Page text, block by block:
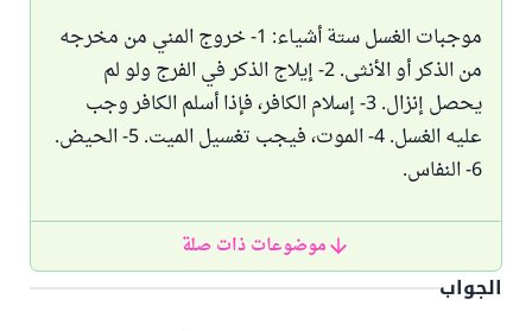
موجبات الغسل ستة أشياء: 1- خروج المني من مخرجه
من الذكر أو الأنثى. 2- إيلاج الذكر في الفرج ولو لم
يحصل إنزال. 3- إسلام الكافر، فإذا أسلم الكافر وجب
عليه الغسل. 4- الموت، فيجب تغسيل الميت. 5- الحيض.
6- النفاس.
موضوعات ذات صلة
الجواب